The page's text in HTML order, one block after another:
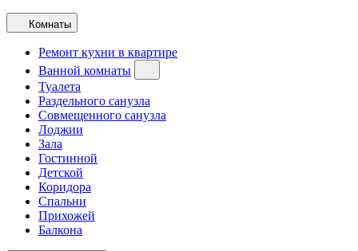
Комнаты
Ремонт кухни в квартире
Ванной комнаты
Туалета
Раздельного санузла
Совмещенного санузла
Лоджии
Зала
Гостинной
Детской
Коридора
Спальни
Прихожей
Балкона